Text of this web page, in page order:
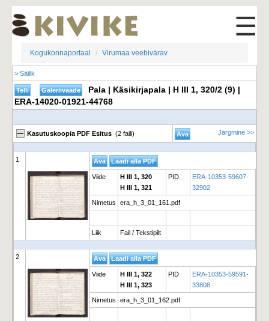
☰
Kogukonnaportaal Virumaa veebivärav
> Säilik
Pala | Käsikirjapala | H III 1, 320/2 (9) |
ERA-14020-01921-44768
Kasutuskoopia PDF Esitus (2 faili) Järgmine >>
1
Viide
H III 1, 320
H III 1, 321
PID
ERA-10353-59607-
32902
Nimetus era_h_3_01_161.pdf
Liik Fail / Tekstipilt
2
Viide
H III 1, 322
H III 1, 323
PID
ERA-10353-59591-
33808
Nimetus era_h_3_01_162.pdf